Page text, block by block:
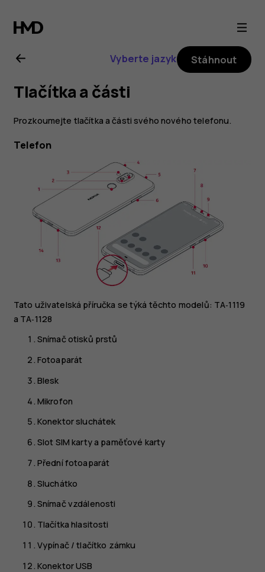
Uživatelská
příručka
k telefonu
Nokia 8.1
Vyberte jazyk Stáhnout
Tlačítka a části
Prozkoumejte tlačítka a části svého nového telefonu.
Telefon
Tato uživatelská příručka se týká těchto modelů: TA‑1119
a TA‑1128
Snímač otisků prstů
Fotoaparát
Blesk
Mikrofon
Konektor sluchátek
Slot SIM karty a paměťové karty
Přední fotoaparát
Sluchátko
Snímač vzdálenosti
Tlačítka hlasitosti
Vypínač / tlačítko zámku
Konektor USB